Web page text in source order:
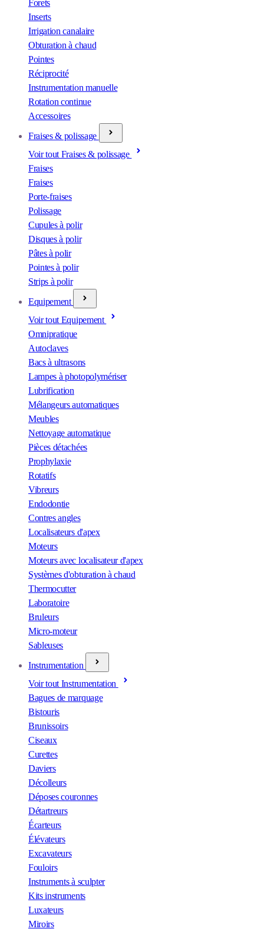
Forets
Inserts
Irrigation canalaire
Obturation à chaud
Pointes
Réciprocité
Instrumentation manuelle
Rotation continue
Accessoires
Fraises & polissage
Voir tout Fraises & polissage
Fraises
Fraises
Porte-fraises
Polissage
Cupules à polir
Disques à polir
Pâtes à polir
Pointes à polir
Strips à polir
Equipement
Voir tout Equipement
Omnipratique
Autoclaves
Bacs à ultrasons
Lampes à photopolymériser
Lubrification
Mélangeurs automatiques
Meubles
Nettoyage automatique
Pièces détachées
Prophylaxie
Rotatifs
Vibreurs
Endodontie
Contres angles
Localisateurs d'apex
Moteurs
Moteurs avec localisateur d'apex
Systèmes d'obturation à chaud
Thermocutter
Laboratoire
Bruleurs
Micro-moteur
Sableuses
Instrumentation
Voir tout Instrumentation
Bagues de marquage
Bistouris
Brunissoirs
Ciseaux
Curettes
Daviers
Décolleurs
Déposes couronnes
Détartreurs
Écarteurs
Élévateurs
Excavateurs
Fouloirs
Instruments à sculpter
Kits instruments
Luxateurs
Miroirs